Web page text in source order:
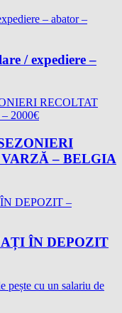
/ expediere –
– BELGIA
ÎN DEPOZIT